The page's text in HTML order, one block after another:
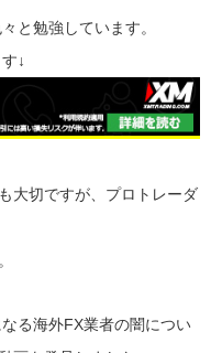
と勉強しています。
↓
大切ですが、プロトレーダ
る海外FX業者の闇につい